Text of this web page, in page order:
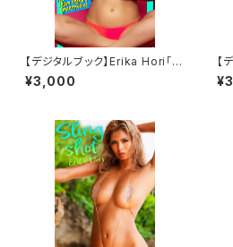
【デジタルブック】Erika Hori「S
MAHOLIC」
¥3,000
【